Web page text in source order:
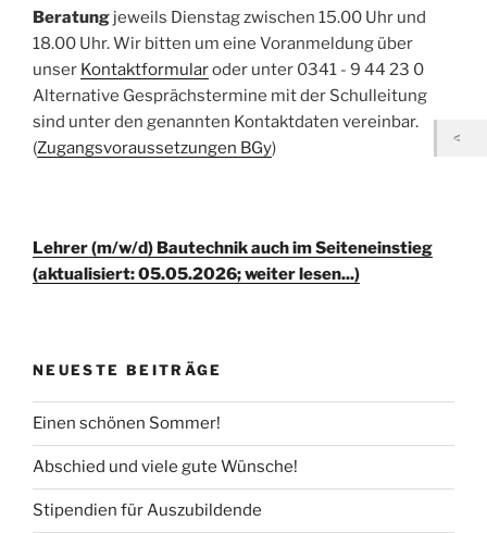
Beratung jeweils Dienstag zwischen 15.00 Uhr und
18.00 Uhr. Wir bitten um eine Voranmeldung über
unser Kontaktformularoder unter 0341 - 9 44 23 0
Alternative Gesprächstermine mit der Schulleitung
sind unter den genannten Kontaktdaten vereinbar.
(Zugangsvoraussetzungen BGy)
Lehrer (m/w/d) Bautechnik auch im Seiteneinstieg
(aktualisiert: 05.05.2026; weiter lesen...)
NEUESTE BEITRÄGE
Einen schönen Sommer!
Abschied und viele gute Wünsche!
Stipendien für Auszubildende